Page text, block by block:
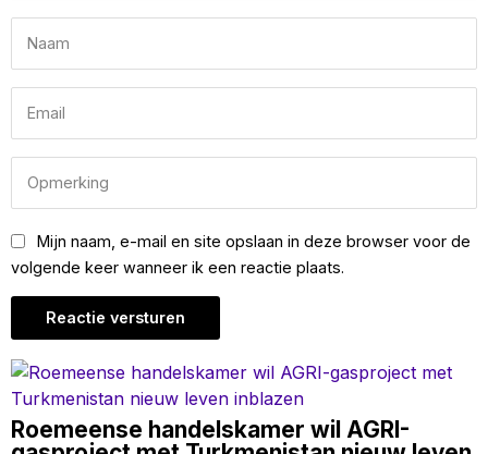
Mijn naam, e-mail en site opslaan in deze browser voor de
volgende keer wanneer ik een reactie plaats.
Roemeense handelskamer wil AGRI-